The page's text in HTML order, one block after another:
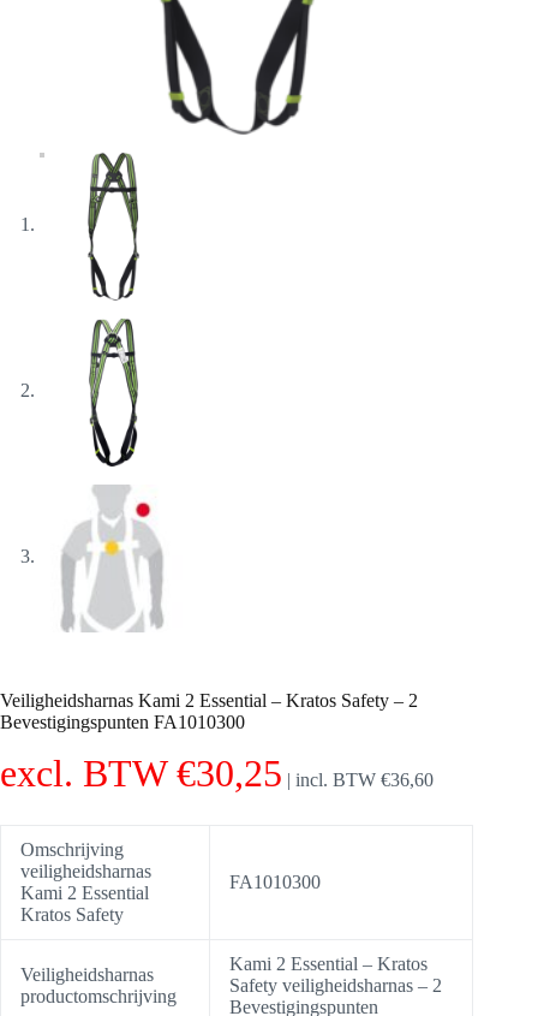
Veiligheidsharnas Kami 2 Essential – Kratos Safety – 2
Bevestigingspunten FA1010300
excl. BTW€30,25 | incl. BTW €36,60
Omschrijving
veiligheidsharnas
Kami 2 Essential
Kratos Safety
FA1010300
Veiligheidsharnas
productomschrijving
Kami 2 Essential – Kratos
Safety veiligheidsharnas – 2
Bevestigingspunten